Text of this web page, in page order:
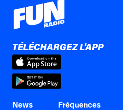
TÉLÉCHARGEZ L'APP
News Fréquences